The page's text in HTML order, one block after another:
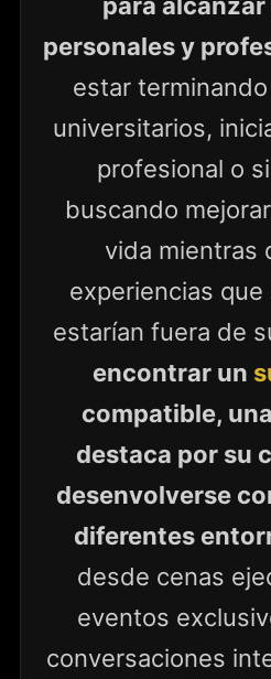
personales y
estar
universitarios,
profesional o
buscando
vida mientras
experiencias
estarían fuera de
encontrar un
compatible,
destaca por su
desenvolverse
diferentes
desde cenas
eventos
conversaciones